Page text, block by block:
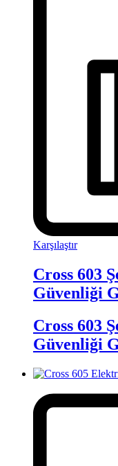
Karşılaştır
Cross 603
Güvenliği
Cross 603
Güvenliği